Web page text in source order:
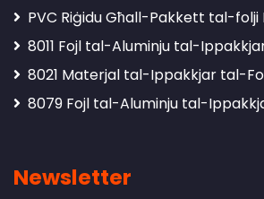
PVC Riġidu Għall-Pakkett tal-
8011 Fojl tal-Aluminju tal-
8021 Materjal tal-Ippakkjar tal-
8079 Fojl tal-Aluminju tal-
Newsletter